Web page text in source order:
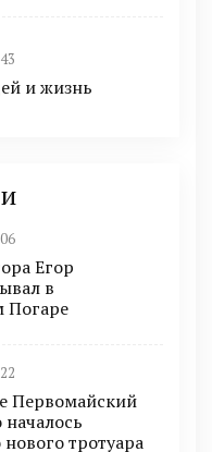
и жизнь
Егор
в
Погаре
Первомайский
тротуара